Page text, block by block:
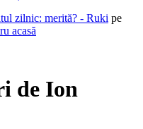
zilnic: merită? - Ruki pe
acasă
de Ion